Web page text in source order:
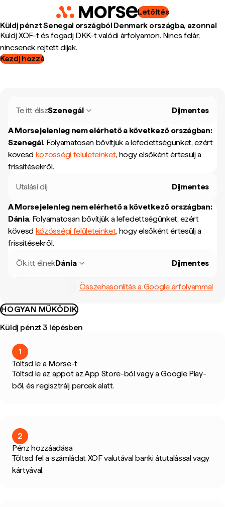
Letöltés
Küldj pénzt Senegal országból Denmark országba, azonnal
Küldj XOF-t és fogadj DKK-t valódi árfolyamon. Nincs felár,
nincsenek rejtett díjak.
Kezdj hozzá
Te itt élszSzenegál Díjmentes
A Morse jelenleg nem elérhető a következő országban:
Szenegál. Folyamatosan bővítjük a lefedettségünket, ezért
kövesd közösségi felületeinket, hogy elsőként értesülj a
frissítésekről.
Utalási díj Díjmentes
A Morse jelenleg nem elérhető a következő országban:
Dánia. Folyamatosan bővítjük a lefedettségünket, ezért
kövesd közösségi felületeinket, hogy elsőként értesülj a
frissítésekről.
Ők itt élnekDánia Díjmentes
Összehasonlítás a Google árfolyammal
HOGYAN MŰKÖDIK
Küldj pénzt 3 lépésben
1
Töltsd le a Morse-t
Töltsd le az appot az App Store-ból vagy a Google Play-
ből, és regisztrálj percek alatt.
2
Pénz hozzáadása
Töltsd fel a számládat XOF valutával banki átutalással vagy
kártyával.